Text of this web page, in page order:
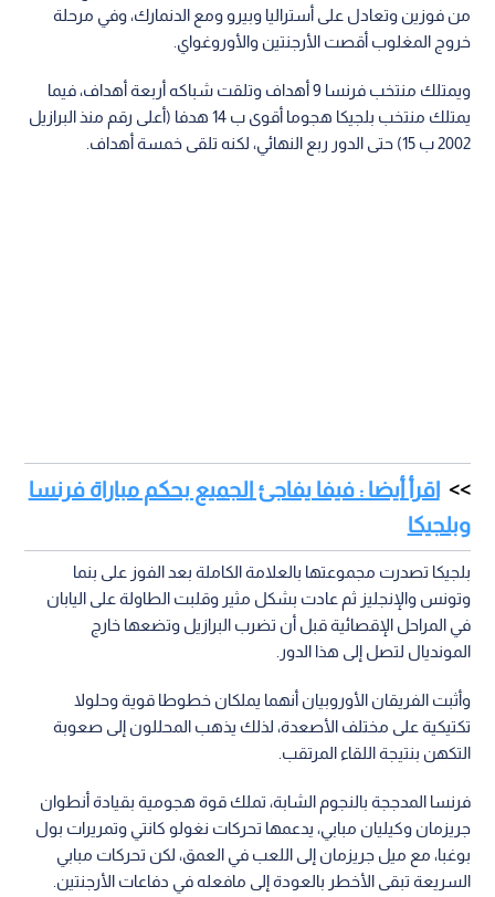
من فوزين وتعادل على أستراليا وبيرو ومع الدنمارك، وفي مرحلة
خروج المغلوب أقصت الأرجنتين والأوروغواي.
ويمتلك منتخب فرنسا 9 أهداف وتلقت شباكه أربعة أهداف، فيما
يمتلك منتخب بلجيكا هجوما أقوى ب 14 هدفا (أعلى رقم منذ البرازيل
2002 ب 15) حتى الدور ربع النهائي، لكنه تلقى خمسة أهداف.
اقرأ أيضا : فيفا يفاجئ الجميع بحكم مباراة فرنسا
وبلجيكا
بلجيكا تصدرت مجموعتها بالعلامة الكاملة بعد الفوز على بنما
وتونس والإنجليز ثم عادت بشكل مثير وقلبت الطاولة على اليابان
في المراحل الإقصائية قبل أن تضرب البرازيل وتضعها خارج
المونديال لتصل إلى هذا الدور.
وأثبت الفريقان الأوروبيان أنهما يملكان خطوطا قوية وحلولا
تكتيكية على مختلف الأصعدة، لذلك يذهب المحللون إلى صعوبة
التكهن بنتيجة اللقاء المرتقب.
فرنسا المدججة بالنجوم الشابة، تملك قوة هجومية بقيادة أنطوان
جريزمان وكيليان مبابي، يدعمها تحركات نغولو كانتي وتمريرات بول
بوغبا، مع ميل جريزمان إلى اللعب في العمق، لكن تحركات مبابي
السريعة تبقى الأخطر بالعودة إلى مافعله في دفاعات الأرجنتين.